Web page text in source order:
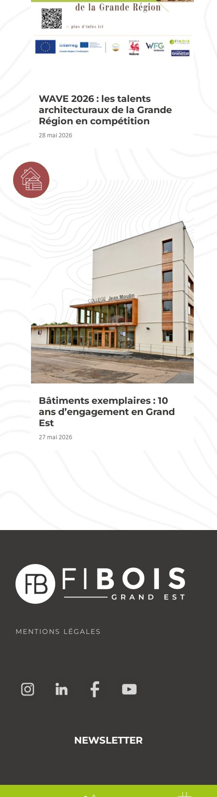
WAVE 2026 : les talents
architecturaux de la Grande
Région en compétition
28 mai 2026
Bâtiments exemplaires : 10
ans d’engagement en Grand
Est
27 mai 2026
MENTIONS LÉGALES
NEWSLETTER